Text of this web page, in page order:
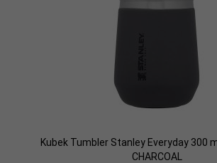
Kubek Tumbler Stanley Everyday 300
CHARCOAL